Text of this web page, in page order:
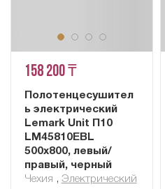
158 200 ₸
Полотенцесушител
ь электрический
Lemark Unit П10
LM45810EBL
500x800, левый/
правый, черный
Чехия , Электрический